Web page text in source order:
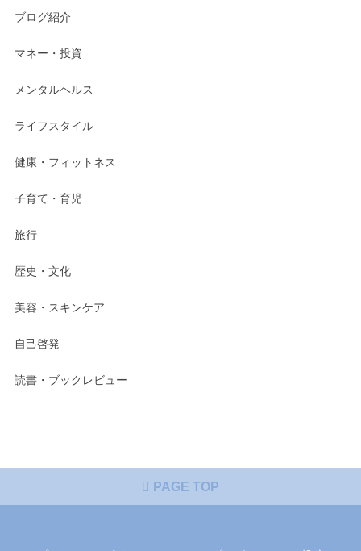
ブログ紹介
マネー・投資
メンタルヘルス
ライフスタイル
健康・フィットネス
子育て・育児
旅行
歴史・文化
美容・スキンケア
自己啓発
読書・ブックレビュー
PAGE TOP